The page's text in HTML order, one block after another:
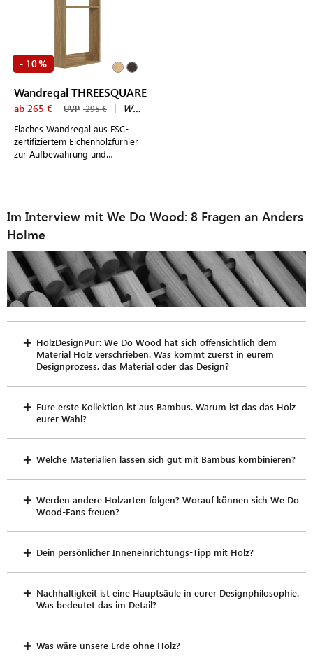
- 10%
Wandregal THREESQUARE
ab 265 € UVP 295 € | We Do Wood
Flaches Wandregal aus FSC-
zertifiziertem Eichenholzfurnier
zur Aufbewahrung und
Im Interview mit We Do Wood: 8 Fragen an Anders
Holme
HolzDesignPur: We Do Wood hat sich offensichtlich dem
Material Holz verschrieben. Was kommt zuerst in eurem
Designprozess, das Material oder das Design?
Eure erste Kollektion ist aus Bambus. Warum ist das das Holz
eurer Wahl?
Welche Materialien lassen sich gut mit Bambus kombinieren?
Werden andere Holzarten folgen? Worauf können sich We Do
Wood-Fans freuen?
Dein persönlicher Inneneinrichtungs-Tipp mit Holz?
Nachhaltigkeit ist eine Hauptsäule in eurer Designphilosophie.
Was bedeutet das im Detail?
Was wäre unsere Erde ohne Holz?